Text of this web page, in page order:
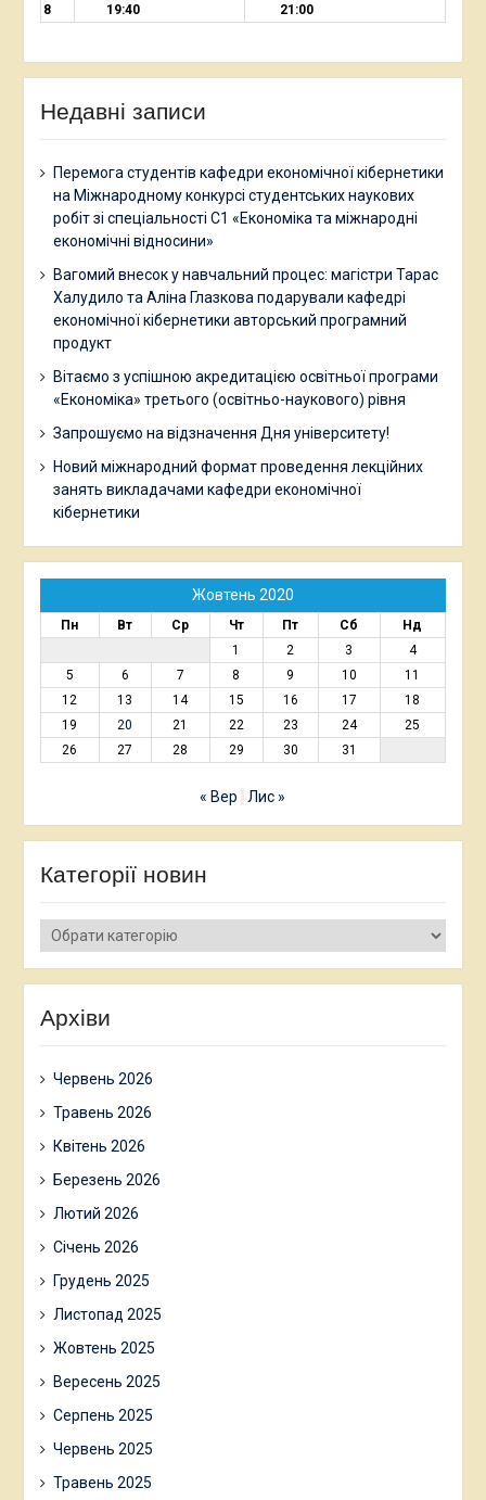
8
19:40 21:00
Недавні записи
Перемога студентів кафедри економічної кібернетики
на Міжнародному конкурсі студентських наукових
робіт зі спеціальності С1 «Економіка та міжнародні
економічні відносини»
Вагомий внесок у навчальний процес: магістри Тарас
Халудило та Аліна Глазкова подарували кафедрі
економічної кібернетики авторський програмний
продукт
Вітаємо з успішною акредитацією освітньої програми
«Економіка» третього (освітньо-наукового) рівня
Запрошуємо на відзначення Дня університету!
Новий міжнародний формат проведення лекційних
занять викладачами кафедри економічної
кібернетики
Жовтень 2020
Пн Вт Ср Чт Пт Сб
Нд
1
2 3
4
5
6 7 8 9 10
11
12
13 14 15 16 17
18
19
20 21 22 23 24
25
26
27 28 29 30 31
« Вер Лис »
Категорії новин
Категорії
новин
Архіви
Червень 2026
Травень 2026
Квітень 2026
Березень 2026
Лютий 2026
Січень 2026
Грудень 2025
Листопад 2025
Жовтень 2025
Вересень 2025
Серпень 2025
Червень 2025
Травень 2025